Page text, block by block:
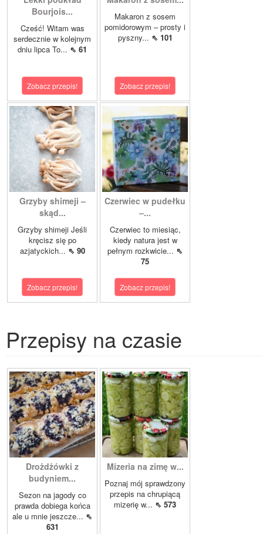
Bourjois...
Cześć! Witam was
serdecznie w kolejnym
dniu lipca To... ⇖ 61
Zobacz przepis!
Makaron z sosem
pomidorowym – prosty i
pyszny... ⇖ 101
Zobacz przepis!
Grzyby shimeji –
skąd...
Grzyby shimeji Jeśli
kręcisz się po
azjatyckich... ⇖ 90
Zobacz przepis!
Czerwiec w pudełku
–...
Czerwiec to miesiąc,
kiedy natura jest w
pełnym rozkwicie... ⇖
75
Zobacz przepis!
Przepisy na czasie
Drożdżówki z
budyniem...
Sezon na jagody co
prawda dobiega końca
ale u mnie jeszcze... ⇖
631
Mizeria na zimę w...
Poznaj mój sprawdzony
przepis na chrupiącą
mizerię w... ⇖ 573